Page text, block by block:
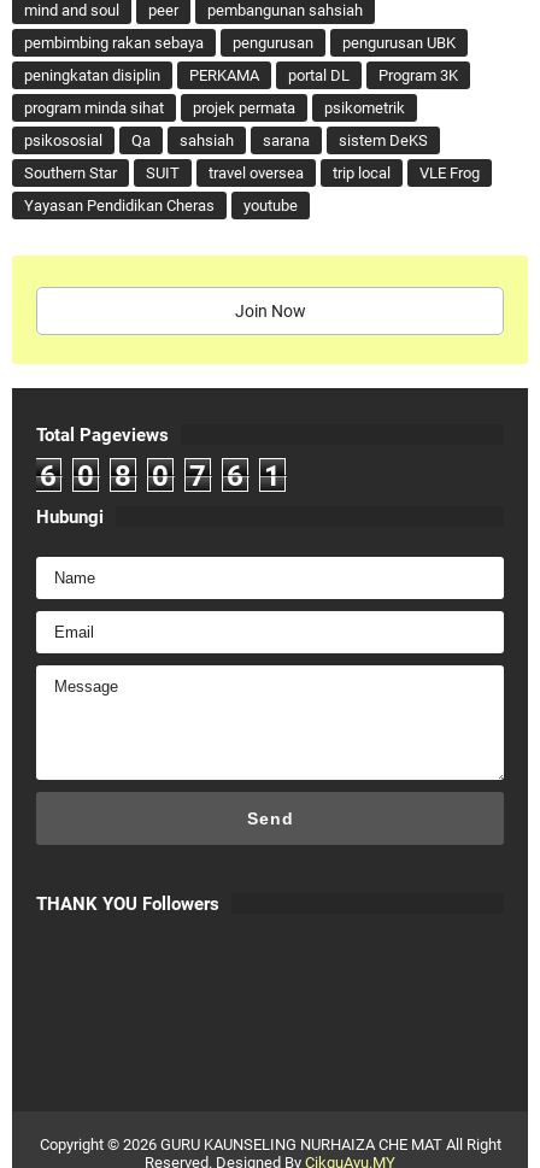
mind and soul
peer
pembangunan sahsiah
pembimbing rakan sebaya
pengurusan
pengurusan UBK
peningkatan disiplin
PERKAMA portal DL
Program 3K
program minda sihat
projek permata
psikometrik
psikososial
Qa sahsiah sarana
sistem DeKS
Southern Star
SUIT travel oversea trip local
VLE Frog
Yayasan Pendidikan Cheras
youtube
Join Now
Total Pageviews
6 0 8 0 7 6 1
Hubungi
THANK YOU Followers
Copyright © 2026 GURU KAUNSELING NURHAIZA CHE MAT All Right
Reserved. Designed By CikguAyu.MY